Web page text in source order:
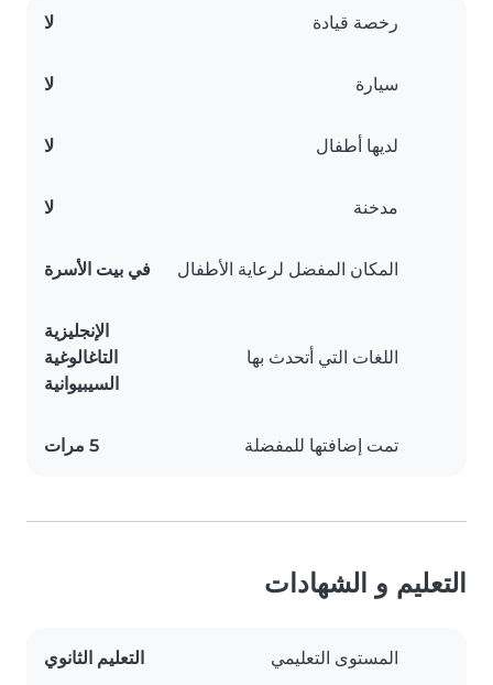
رخصة قيادة لا
سيارة لا
لديها أطفال لا
مدخنة لا
المكان المفضل لرعاية الأطفال في بيت الأسرة
اللغات التي أتحدث بها
الإنجليزية
التاغالوغية
السيبيوانية
تمت إضافتها للمفضلة 5 مرات
التعليم و الشهادات
المستوى التعليمي التعليم الثانوي